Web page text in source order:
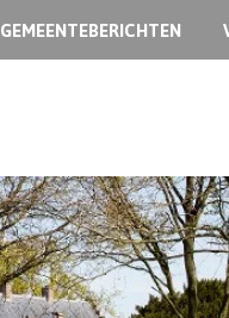
GEMEENTEBERICHTEN